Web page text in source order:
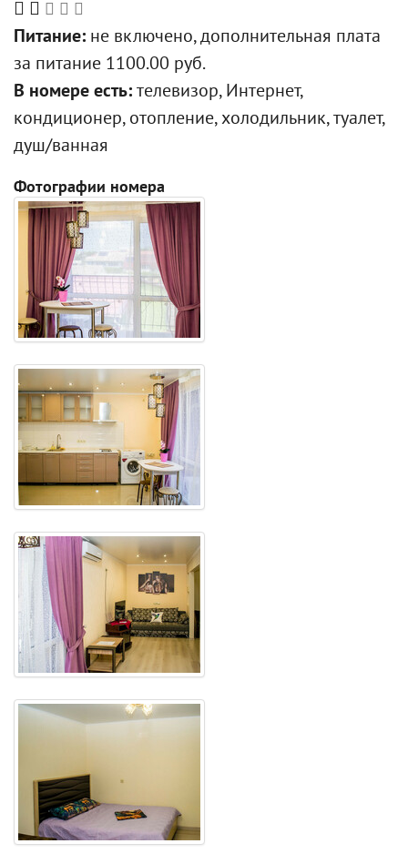
Питание: не включено, дополнительная плата
за питание 1100.00 руб.
В номере есть: телевизор, Интернет,
кондиционер, отопление, холодильник, туалет,
душ/ванная
Фотографии номера